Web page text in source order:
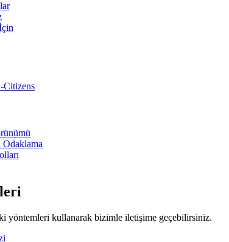
Citizens
yöntemleri kullanarak bizimle iletişime geçebilirsiniz.